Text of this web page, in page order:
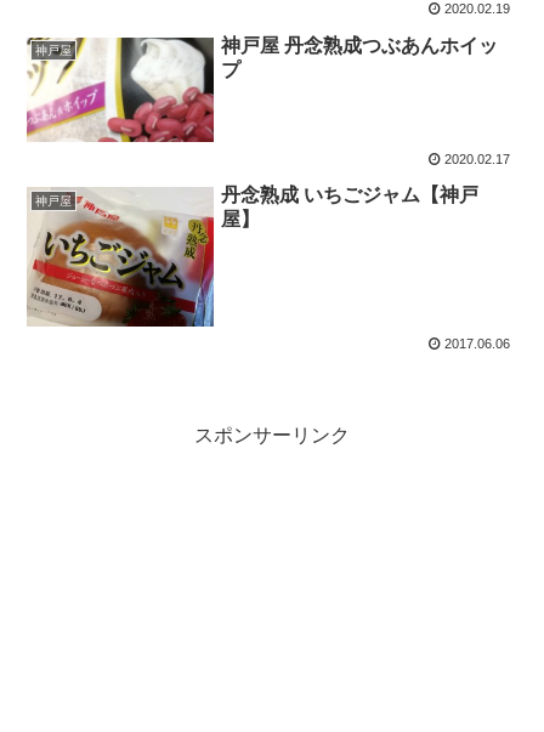
2020.02.19
神戸屋
神戸屋 丹念熟成つぶあんホイッ
プ
2020.02.17
神戸屋
丹念熟成 いちごジャム【神戸
屋】
2017.06.06
スポンサーリンク